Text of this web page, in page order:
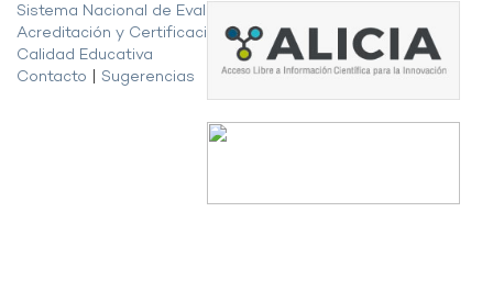
Sistema Nacional de Evaluación,
Acreditación y Certificación de la
Calidad Educativa
Contacto
Sugerencias